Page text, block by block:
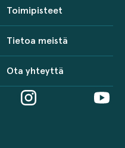
Toimipisteet
Tietoa meistä
Ota yhteyttä